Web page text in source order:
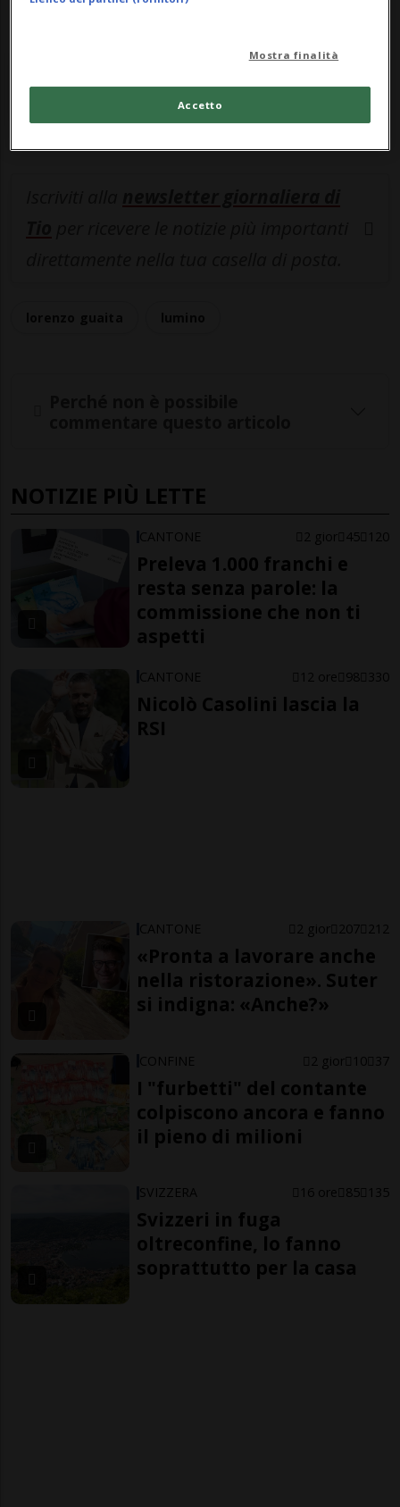
canale WhatsAppdi
NOTIZIE PIÙ LETTE
CANTONE 2 gior 45 120
Preleva 1.000 franchi e
resta senza parole: la
commissione che non ti
aspetti
CANTONE 12 ore 98 330
Nicolò Casolini lascia la
RSI
CANTONE 2 gior 207 212
«Pronta a lavorare anche
nella ristorazione». Suter
si indigna: «Anche?»
CONFINE 2 gior 10 37
I "furbetti" del contante
colpiscono ancora e fanno
il pieno di milioni
SVIZZERA 16 ore 85 135
Svizzeri in fuga
oltreconfine, lo fanno
soprattutto per la casa
Mostra finalità
Accetto